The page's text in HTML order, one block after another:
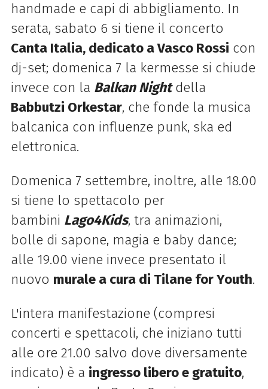
handmade e capi di abbigliamento. In
serata, sabato 6 si tiene il concerto
Canta Italia, dedicato a Vasco Rossi con
dj-set; domenica 7 la kermesse si chiude
invece con la Balkan Nightdella
Babbutzi Orkestar, che fonde la musica
balcanica con influenze punk, ska ed
elettronica.
Domenica 7 settembre, inoltre, alle 18.00
si tiene lo spettacolo per
bambini Lago4Kids, tra animazioni,
bolle di sapone, magia e baby dance;
alle 19.00 viene invece presentato il
nuovo murale a cura di Tilane for Youth.
L'intera manifestazione (compresi
concerti e spettacoli, che iniziano tutti
alle ore 21.00 salvo dove diversamente
indicato) è a ingresso libero e gratuito,